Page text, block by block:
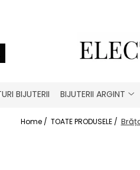
BIJUTERII BIJUTERII ARGINT
Home / TOATE PRODUSELE /